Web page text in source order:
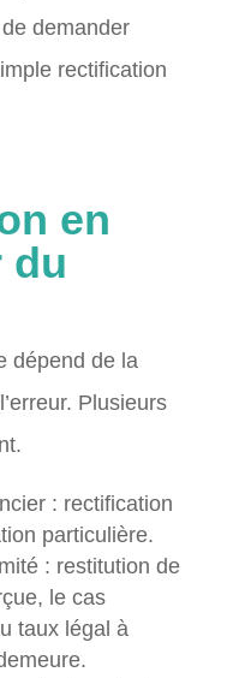
demander
rectification
en
du
dépend de la
Plusieurs
: rectification
particulière.
: restitution de
le cas
taux légal à